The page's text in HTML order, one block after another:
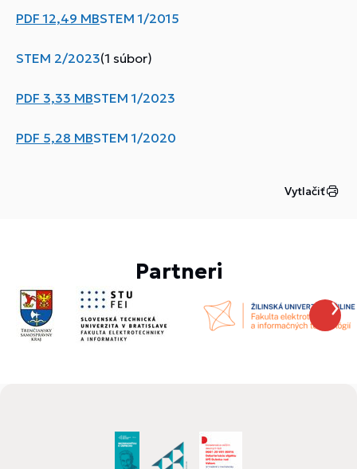
PDF12,49 MBSTEM 1/2015
STEM 2/2023(1 súbor)
PDF 3,33 MBSTEM 1/2023
PDF 5,28 MBSTEM 1/2020
Vytlačiť
Partneri